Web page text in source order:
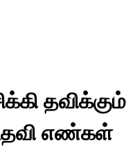
தவிக்கும்
எண்கள்